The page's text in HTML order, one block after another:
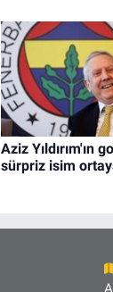
Aziz Yıldırım'ın
sürpriz isim